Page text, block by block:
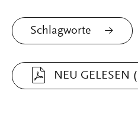
Schlagworte
NEU GELESEN